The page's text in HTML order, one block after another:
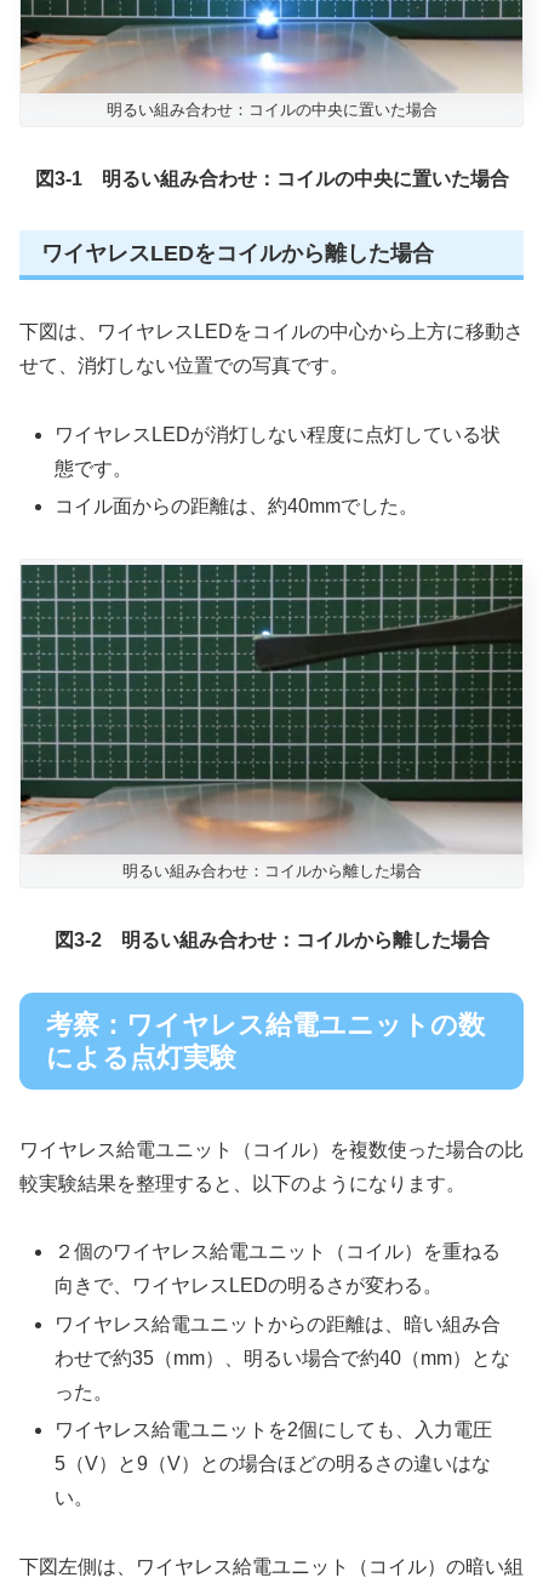
明るい組み合わせ：コイルの中央に置いた場合
図3-1 明るい組み合わせ：コイルの中央に置いた場合
ワイヤレスLEDをコイルから離した場合
下図は、ワイヤレスLEDをコイルの中心から上方に移動さ
せて、消灯しない位置での写真です。
ワイヤレスLEDが消灯しない程度に点灯している状
態です。
コイル面からの距離は、約40mmでした。
明るい組み合わせ：コイルから離した場合
図3-2 明るい組み合わせ：コイルから離した場合
考察：ワイヤレス給電ユニットの数
による点灯実験
ワイヤレス給電ユニット（コイル）を複数使った場合の比
較実験結果を整理すると、以下のようになります。
２個のワイヤレス給電ユニット（コイル）を重ねる
向きで、ワイヤレスLEDの明るさが変わる。
ワイヤレス給電ユニットからの距離は、暗い組み合
わせで約35（mm）、明るい場合で約40（mm）とな
った。
ワイヤレス給電ユニットを2個にしても、入力電圧
5（V）と9（V）との場合ほどの明るさの違いはな
い。
下図左側は、ワイヤレス給電ユニット（コイル）の暗い組